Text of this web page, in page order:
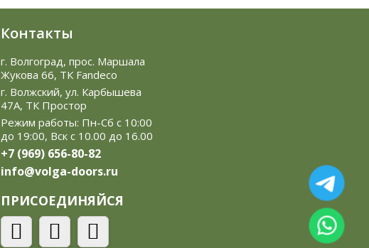
Контакты
г. Волгоград, прос. Маршала
Жукова 66, ТК Fandeco
г. Волжский, ул. Карбышева
47А, ТК Простор
Режим работы: Пн-Сб с 10:00
до 19:00, Вск с 10.00 до 16.00
+7 (969) 656-80-82
info@volga-doors.ru
ПРИСОЕДИНЯЙСЯ